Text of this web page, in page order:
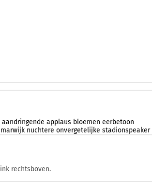
aandringende applaus bloemen eerbetoon
marwijk nuchtere onvergetelijke stadionspeaker
rechtsboven.